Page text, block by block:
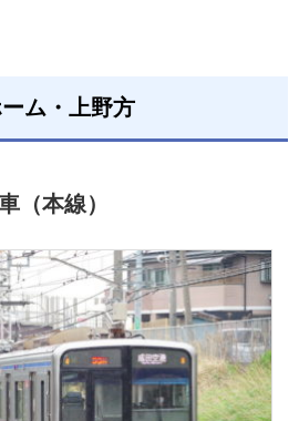
ム・上野方
（本線）